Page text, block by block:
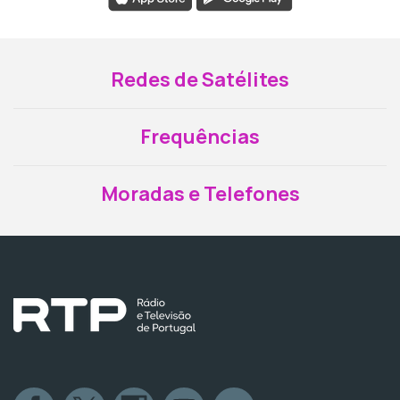
Redes de Satélites
Frequências
Moradas e Telefones